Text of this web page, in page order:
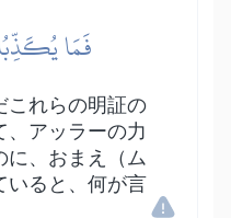
فَمَا
これらの明証の
、アッラーの力
に、おまえ（ム
いると、何が言